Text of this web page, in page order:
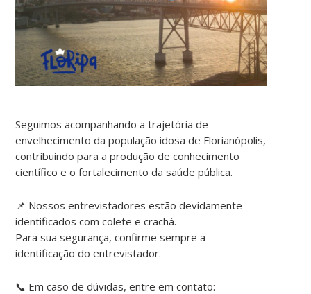
Seguimos acompanhando a trajetória de
envelhecimento da população idosa de Florianópolis,
contribuindo para a produção de conhecimento
científico e o fortalecimento da saúde pública.
📌 Nossos entrevistadores estão devidamente
identificados com colete e crachá.
Para sua segurança, confirme sempre a
identificação do entrevistador.
📞 Em caso de dúvidas, entre em contato: